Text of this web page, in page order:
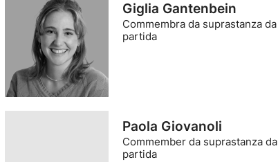
Giglia Gantenbein
Commembra da suprastanza da
partida
Paola Giovanoli
Commember da suprastanza da
partida